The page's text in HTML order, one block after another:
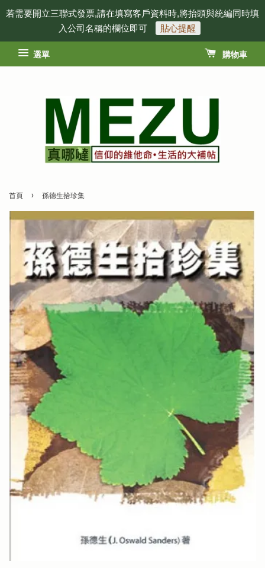
若需要開立三聯式發票,請在填寫客戶資料時,將抬頭與統編同時填
入公司名稱的欄位即可
貼心提醒
選單 購物車
首頁 › 孫德生拾珍集